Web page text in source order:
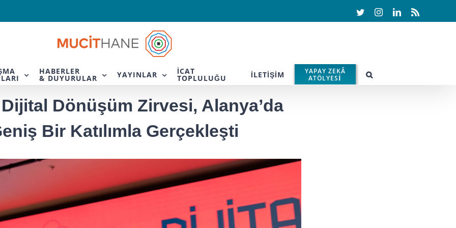
TwitterInstagramLinkedIn
HABERLER
& DUYURULAR YAYINLAR İCAT
TOPLULUĞU İLETİŞİM
YAPAY ZEKÂ
ATÖLYESİ
Dönüşüm Zirvesi, Alanya’da
Bir Katılımla Gerçekleşti